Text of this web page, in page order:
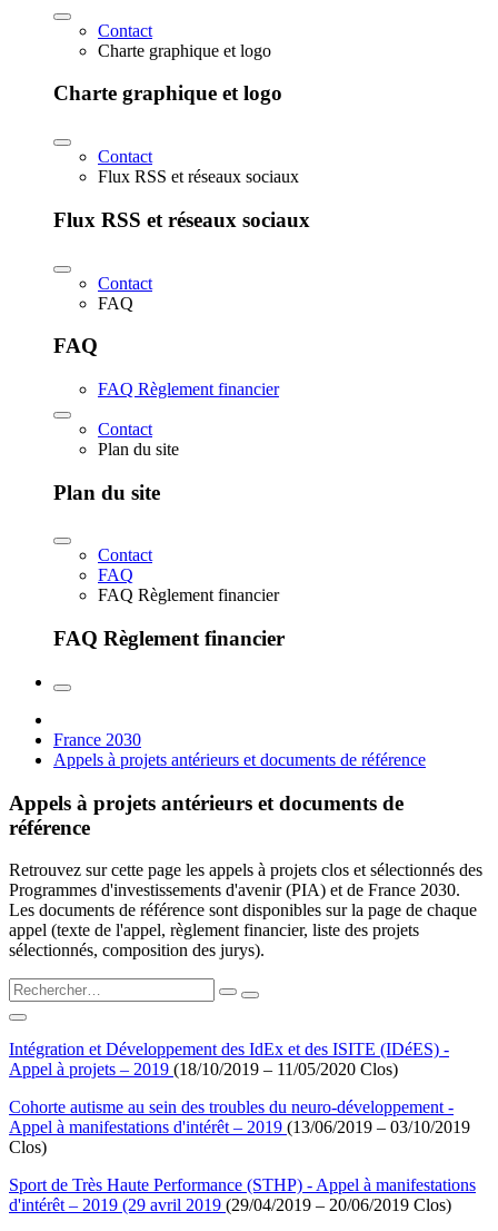
Contact
Charte graphique et logo
Charte graphique et logo
Contact
Flux RSS et réseaux sociaux
Flux RSS et réseaux sociaux
Contact
FAQ
FAQ
FAQ Règlement financier
Contact
Plan du site
Plan du site
Contact
FAQ
FAQ Règlement financier
FAQ Règlement financier
France 2030
Appels à projets antérieurs et documents de référence
Appels à projets antérieurs et documents de
référence
Retrouvez sur cette page les appels à projets clos et sélectionnés des
Programmes d'investissements d'avenir (PIA) et de France 2030.
Les documents de référence sont disponibles sur la page de chaque
appel (texte de l'appel, règlement financier, liste des projets
sélectionnés, composition des jurys).
Intégration et Développement des IdEx et des ISITE (IDéES) -
Appel à projets – 2019 (18/10/2019 – 11/05/2020 Clos)
Cohorte autisme au sein des troubles du neuro-développement -
Appel à manifestations d'intérêt – 2019 (13/06/2019 – 03/10/2019
Clos)
Sport de Très Haute Performance (STHP) - Appel à manifestations
d'intérêt – 2019 (29 avril 2019 (29/04/2019 – 20/06/2019 Clos)